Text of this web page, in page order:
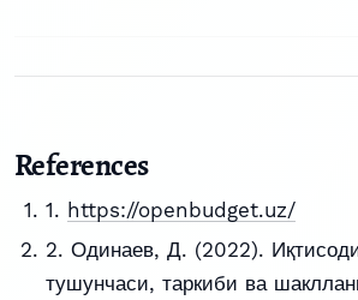
References
1. https://openbudget.uz/
2. Одинаев, Д. (2022).
тушунчаси, таркиби ва